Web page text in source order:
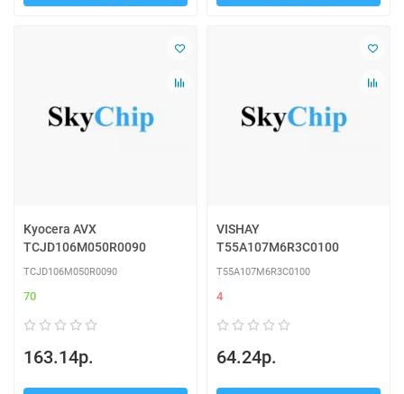
Kyocera AVX
TCJD106M050R0090
TCJD106M050R0090
70
163.14р.
VISHAY
T55A107M6R3C0100
T55A107M6R3C0100
4
64.24р.